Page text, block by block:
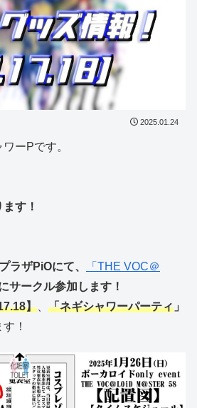
2025.01.24
ーPです。
す！
ラザPiOにて、
「THE VOC＠
サークル参加します！
】 「ネギシャワーパーティ 」
！